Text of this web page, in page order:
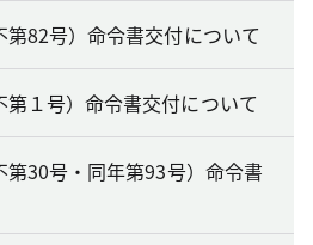
第82号）命令書交付について
第１号）命令書交付について
第30号・同年第93号）命令書